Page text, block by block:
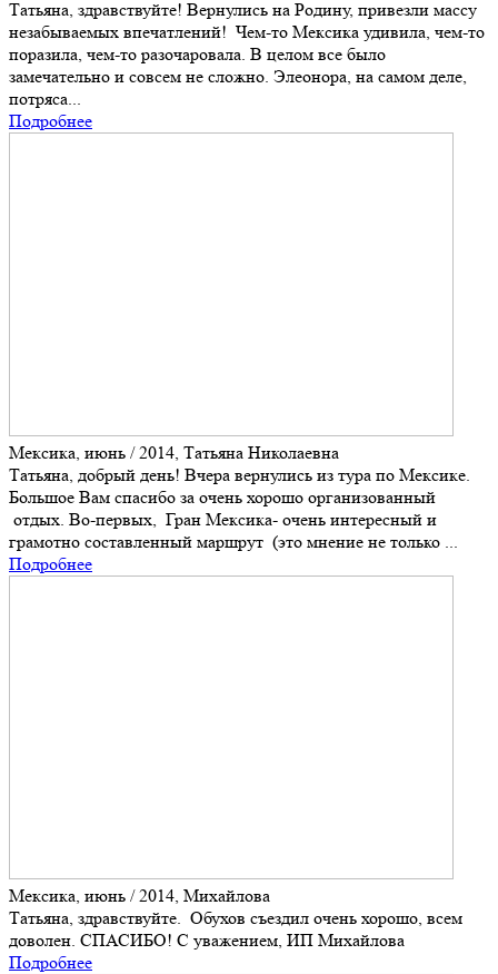
Татьяна, здравствуйте! Вернулись на Родину, привезли массу
незабываемых впечатлений! Чем-то Мексика удивила, чем-то
поразила, чем-то разочаровала. В целом все было
замечательно и совсем не сложно. Элеонора, на самом деле,
потряса...
Подробнее
Мексика, июнь / 2014, Татьяна Николаевна
Татьяна, добрый день! Вчера вернулись из тура по Мексике.
Большое Вам спасибо за очень хорошо организованный
отдых. Во-первых, Гран Мексика- очень интересный и
грамотно составленный маршрут (это мнение не только ...
Подробнее
Мексика, июнь / 2014, Михайлова
Татьяна, здравствуйте. Обухов съездил очень хорошо, всем
доволен. СПАСИБО! С уважением, ИП Михайлова
Подробнее